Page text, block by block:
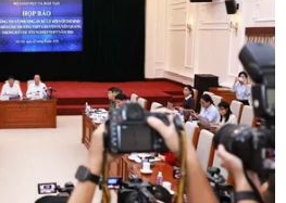
Quốc phòng Syria diễn ra trong
nước này đã tái kiểm soát Deraa.
Reuters)
Quốc phòng kiêm Tổng
đội Syria Ali Ayyoub đã